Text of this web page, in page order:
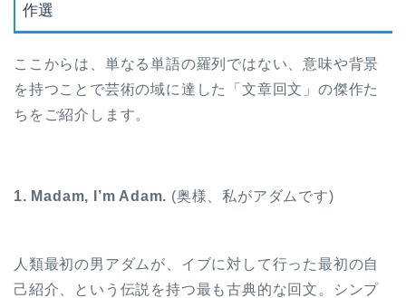
作選
ここからは、単なる単語の羅列ではない、意味や背景
を持つことで芸術の域に達した「文章回文」の傑作た
ちをご紹介します。
1. Madam, I’m Adam. (奥様、私がアダムです)
人類最初の男アダムが、イブに対して行った最初の自
己紹介、という伝説を持つ最も古典的な回文。シンプ